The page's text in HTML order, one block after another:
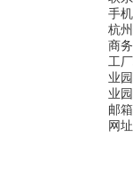
手
杭
商
工
业
业
邮
网